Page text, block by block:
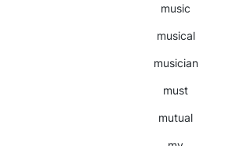
music
musical
musician
must
mutual